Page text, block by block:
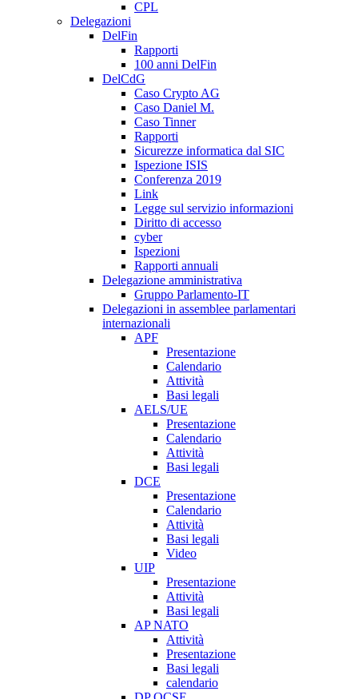
CPL
Delegazioni
DelFin
Rapporti
100 anni DelFin
DelCdG
Caso Crypto AG
Caso Daniel M.
Caso Tinner
Rapporti
Sicurezze informatica dal SIC
Ispezione ISIS
Conferenza 2019
Link
Legge sul servizio informazioni
Diritto di accesso
cyber
Ispezioni
Rapporti annuali
Delegazione amministrativa
Gruppo Parlamento-IT
Delegazioni in assemblee parlamentari
internazionali
APF
Presentazione
Calendario
Attività
Basi legali
AELS/UE
Presentazione
Calendario
Attività
Basi legali
DCE
Presentazione
Calendario
Attività
Basi legali
Video
UIP
Presentazione
Attività
Basi legali
AP NATO
Attività
Presentazione
Basi legali
calendario